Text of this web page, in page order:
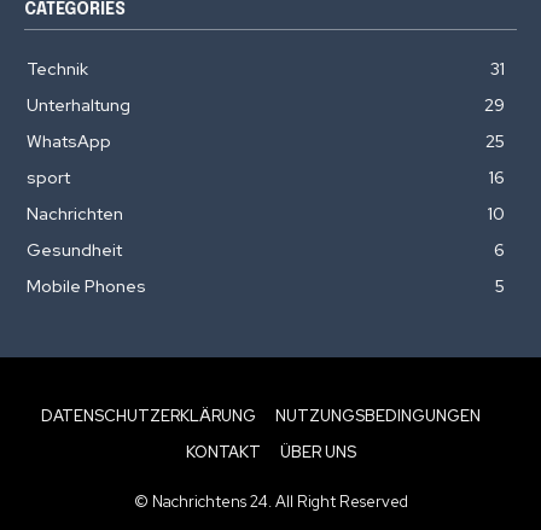
CATEGORIES
Technik
31
Unterhaltung
29
WhatsApp
25
sport
16
Nachrichten
10
Gesundheit
6
Mobile Phones
5
DATENSCHUTZERKLÄRUNG
NUTZUNGSBEDINGUNGEN
KONTAKT
ÜBER UNS
© Nachrichtens 24. All Right Reserved